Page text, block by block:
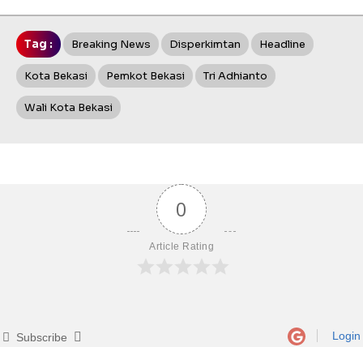
Tag : Breaking News Disperkimtan Headline
Kota Bekasi Pemkot Bekasi Tri Adhianto
Wali Kota Bekasi
0
Article Rating
Subscribe Login